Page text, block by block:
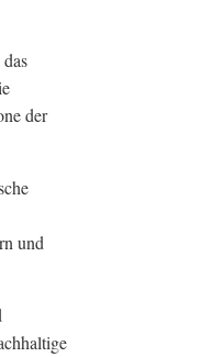
der
und